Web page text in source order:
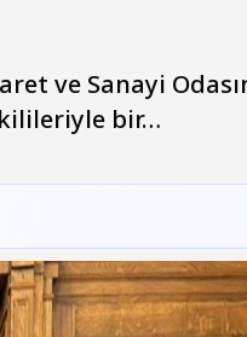
ve Sanayi
bir…